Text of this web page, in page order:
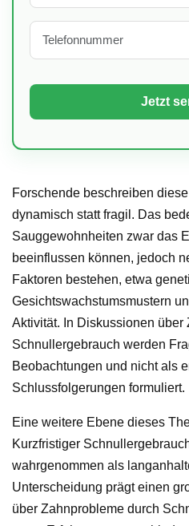
Forschende beschreiben
dynamisch statt fragil. Das
Sauggewohnheiten zwar das
beeinflussen können, jedoch
Faktoren bestehen, etwa
Gesichtswachstumsmustern
Aktivität. In Diskussionen über
Schnullergebrauch werden
Beobachtungen und nicht als
Schlussfolgerungen formuliert.
Eine weitere Ebene dieses
Kurzfristiger
wahrgenommen als
Unterscheidung prägt einen
über Zahnprobleme durch